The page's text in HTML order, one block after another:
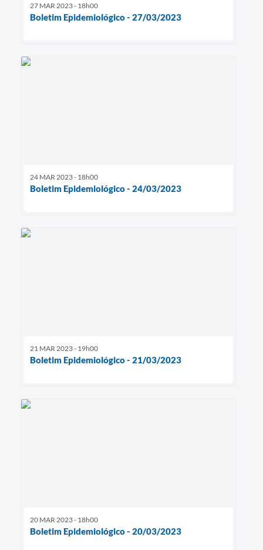
27 MAR 2023 - 18h00
Boletim Epidemiológico - 27/03/2023
24 MAR 2023 - 18h00
Boletim Epidemiológico - 24/03/2023
21 MAR 2023 - 19h00
Boletim Epidemiológico - 21/03/2023
20 MAR 2023 - 18h00
Boletim Epidemiológico - 20/03/2023